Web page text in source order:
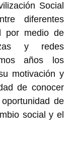
Social
diferentes
por medio de
y redes
años los
motivación y
de conocer
de
social y el